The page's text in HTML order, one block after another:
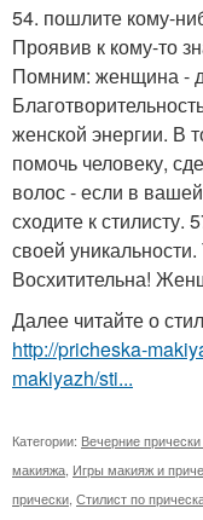
54. пошлите кому-
Проявив к кому-то
Помним: женщина -
женской энергии. В
помочь человеку,
волос - если в
сходите к стилисту.
своей
Восхитительна!
Далее читайте о
http://pricheska-
makiyazh/sti...
Категории: Вечерние
макияжа Игры макияж и
прически Стилист по